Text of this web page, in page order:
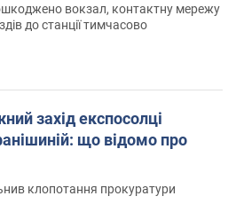
вокзал, контактну мережу
до станції тимчасово
клопотання прокуратури